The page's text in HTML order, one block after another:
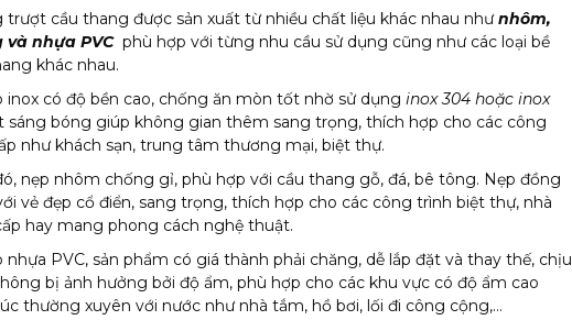
trượt cầu thang được sản xuất từ nhiều chất liệu khác nhau nhưnhôm,
và nhựa PVCphù hợp với từng nhu cầu sử dụng cũng như các loại bề
khác nhau.
inox có độ bền cao, chống ăn mòn tốt nhờ sử dụng inox 304 hoặc inox
sáng bóng giúp không gian thêm sang trọng, thích hợp cho các công
như khách sạn, trung tâm thương mại, biệt thự.
nẹp nhôm chống gỉ, phù hợp với cầu thang gỗ, đá, bê tông. Nẹp đồng
vẻ đẹp cổ điển, sang trọng, thích hợp cho các công trình biệt thự, nhà
hay mang phong cách nghệ thuật.
nhựa PVC, sản phẩm có giá thành phải chăng, dễ lắp đặt và thay thế, chịu
bị ảnh hưởng bởi độ ẩm, phù hợp cho các khu vực có độ ẩm cao
thường xuyên với nước như nhà tắm, hồ bơi, lối đi công cộng,…